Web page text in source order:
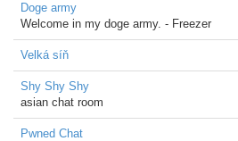
Doge army
Welcome in my doge army. - Freezer
Velká síň
Shy Shy Shy
asian chat room
Pwned Chat